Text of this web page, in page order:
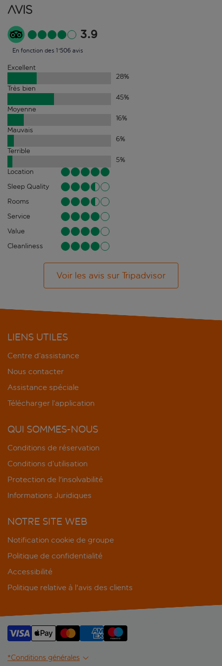
Avis
3.9
En fonction des 1'506 avis
Excellent
28%
Très bien
45%
Moyenne
16%
Mauvais
6%
Terrible
5%
Location
Sleep Quality
Rooms
Service
Value
Cleanliness
Voir les avis sur Tripadvisor
LIENS UTILES
Centre d’assistance
Nous contacter
Assistance spéciale
Télécharger l’application
QUI SOMMES-NOUS
Conditions de réservation
Conditions d’utilisation
Protection de l'insolvabilité
Informations Juridiques
NOTRE SITE WEB
Notification cookie de groupe
Politique de confidentialité
Accessibilité
Politique relative à l'avis des clients
*Conditions générales